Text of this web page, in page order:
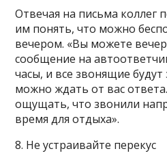
Отвечая на письма коллег
им понять, что можно
вечером. «Вы можете
сообщение на
часы, и все звонящие
можно ждать от вас
ощущать, что звонили
время для отдыха».
8. Не устраивайте перекус